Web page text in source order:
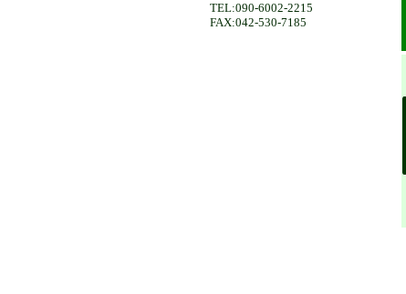
TEL:090-6002-2215
FAX:042-530-7185